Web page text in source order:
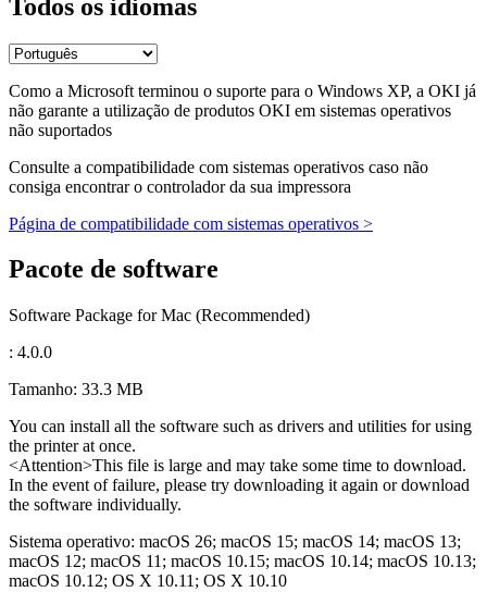
Todos os idiomas
Como a Microsoft terminou o suporte para o Windows XP, a OKI já
não garante a utilização de produtos OKI em sistemas operativos
não suportados
Consulte a compatibilidade com sistemas operativos caso não
consiga encontrar o controlador da sua impressora
Página de compatibilidade com sistemas operativos >
Pacote de software
Software Package for Mac (Recommended)
: 4.0.0
Tamanho: 33.3 MB
You can install all the software such as drivers and utilities for using
the printer at once.
<Attention>This file is large and may take some time to download.
In the event of failure, please try downloading it again or download
the software individually.
Sistema operativo: macOS 26; macOS 15; macOS 14; macOS 13;
macOS 12; macOS 11; macOS 10.15; macOS 10.14; macOS 10.13;
macOS 10.12; OS X 10.11; OS X 10.10